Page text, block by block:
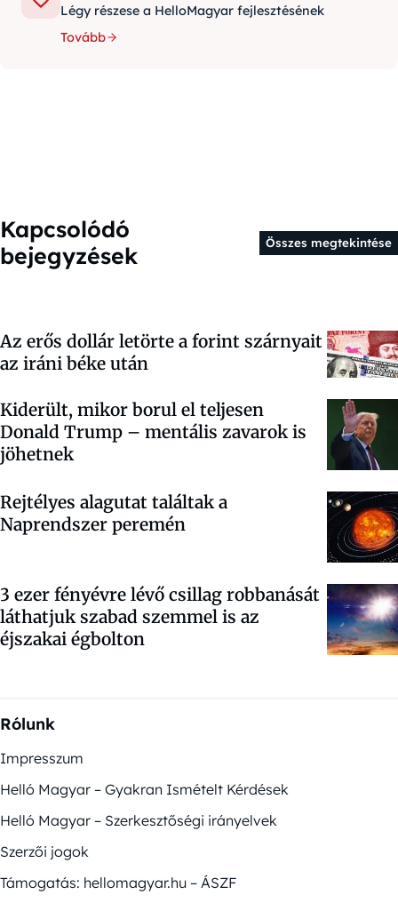
Légy részese a HelloMagyar fejlesztésének
Tovább
Kapcsolódó
bejegyzések
Összes megtekintése
Az erős dollár letörte a forint szárnyait
az iráni béke után
Kiderült, mikor borul el teljesen
Donald Trump – mentális zavarok is
jöhetnek
Rejtélyes alagutat találtak a
Naprendszer peremén
3 ezer fényévre lévő csillag robbanását
láthatjuk szabad szemmel is az
éjszakai égbolton
Rólunk
Impresszum
Helló Magyar – Gyakran Ismételt Kérdések
Helló Magyar – Szerkesztőségi irányelvek
Szerzői jogok
Támogatás: hellomagyar.hu – ÁSZF